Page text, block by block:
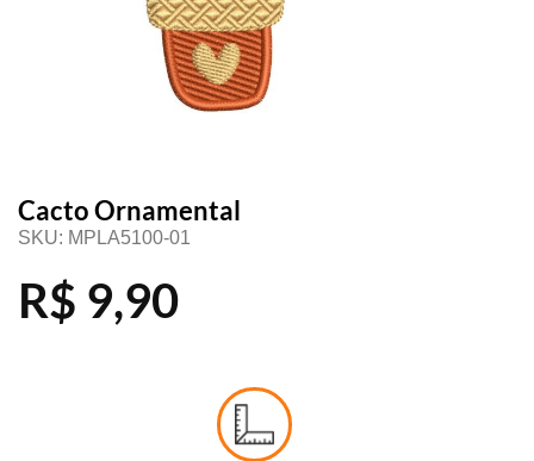
Cacto Ornamental
SKU: MPLA5100-01
R$ 9,90
TAMANHOS